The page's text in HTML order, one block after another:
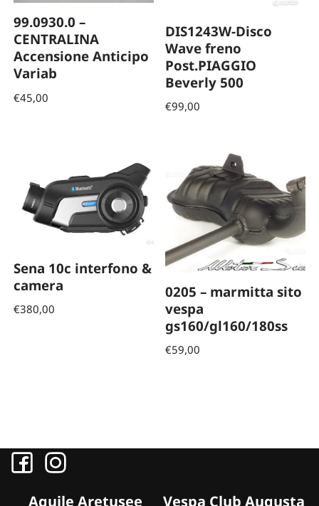
99.0930.0 –
CENTRALINA
Accensione Anticipo
Variab
€45,00
DIS1243W-Disco
Wave freno
Post.PIAGGIO
Beverly 500
€99,00
Sena 10c interfono &
camera
€380,00
0205 – marmitta sito
vespa
gs160/gl160/180ss
€59,00
Aquile Aretusee Vespa Club Augusta